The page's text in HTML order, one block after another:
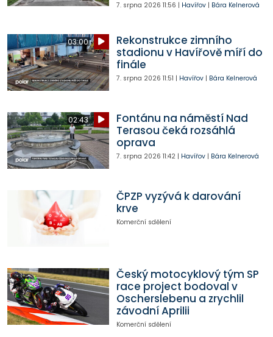
7. srpna 2026 11:56 | Havířov| Bára Kelnerová
03:00
Rekonstrukce zimního
stadionu v Havířově míří do
finále
7. srpna 2026 11:51 | Havířov| Bára Kelnerová
02:43
Fontánu na náměstí Nad
Terasou čeká rozsáhlá
oprava
7. srpna 2026 11:42| Havířov| Bára Kelnerová
ČPZP vyzývá k darování
krve
Komerční sdělení
Český motocyklový tým SP
race project bodoval v
Oscherslebenu a zrychlil
závodní Aprilii
Komerční sdělení